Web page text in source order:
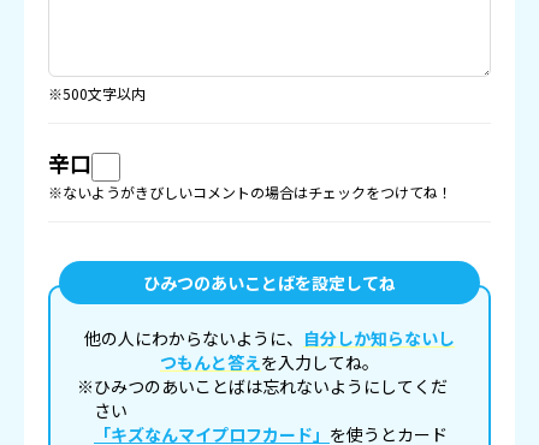
※500文字以内
辛口
※ないようがきびしいコメントの場合はチェックをつけてね！
ひみつのあいことばを設定してね
他の人にわからないように、 自分しか知らないし
つもんと答えを入力してね。
※ひみつのあいことばは忘れないようにしてくだ
さい
「キズなんマイプロフカード」 を使うとカード